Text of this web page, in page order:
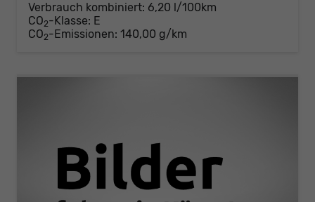
Verbrauch kombiniert: 6,20 l/100km
CO2-Klasse: E
CO2-Emissionen: 140,00 g/km